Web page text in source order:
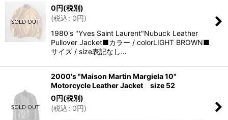
0円(税別)
(税込: 0円)
1980's "Yves Saint Laurent"Nubuck Leather
Pullover Jacket■カラー / colorLIGHT BROWN■
サイズ / size表記なし…
2000's "Maison Martin Margiela 10"
Motorcycle Leather Jacket size 52
0円(税別)
(税込: 0円)